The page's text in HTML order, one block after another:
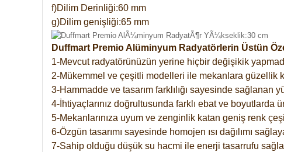
f)Dilim Derinliği:60 mm
g)Dilim genişliği:65 mm
Duffmart Premio Alüminyum Radyatörlerin Üstün
1-Mevcut radyatörünüzün yerine hiçbir değişikik
2-Mükemmel ve çeşitli modelleri ile mekanlara güzellik
3-Hammadde ve tasarım farklılığı sayesinde sağlanan
4-İhtiyaçlarınız doğrultusunda farklı ebat ve boyutlarda
5-Mekanlarınıza uyum ve zenginlik katan geniş renk
6-Özgün tasarımı sayesinde homojen ısı dağılımı
7-Sahip olduğu düşük su hacmi ile enerji tasarrufu